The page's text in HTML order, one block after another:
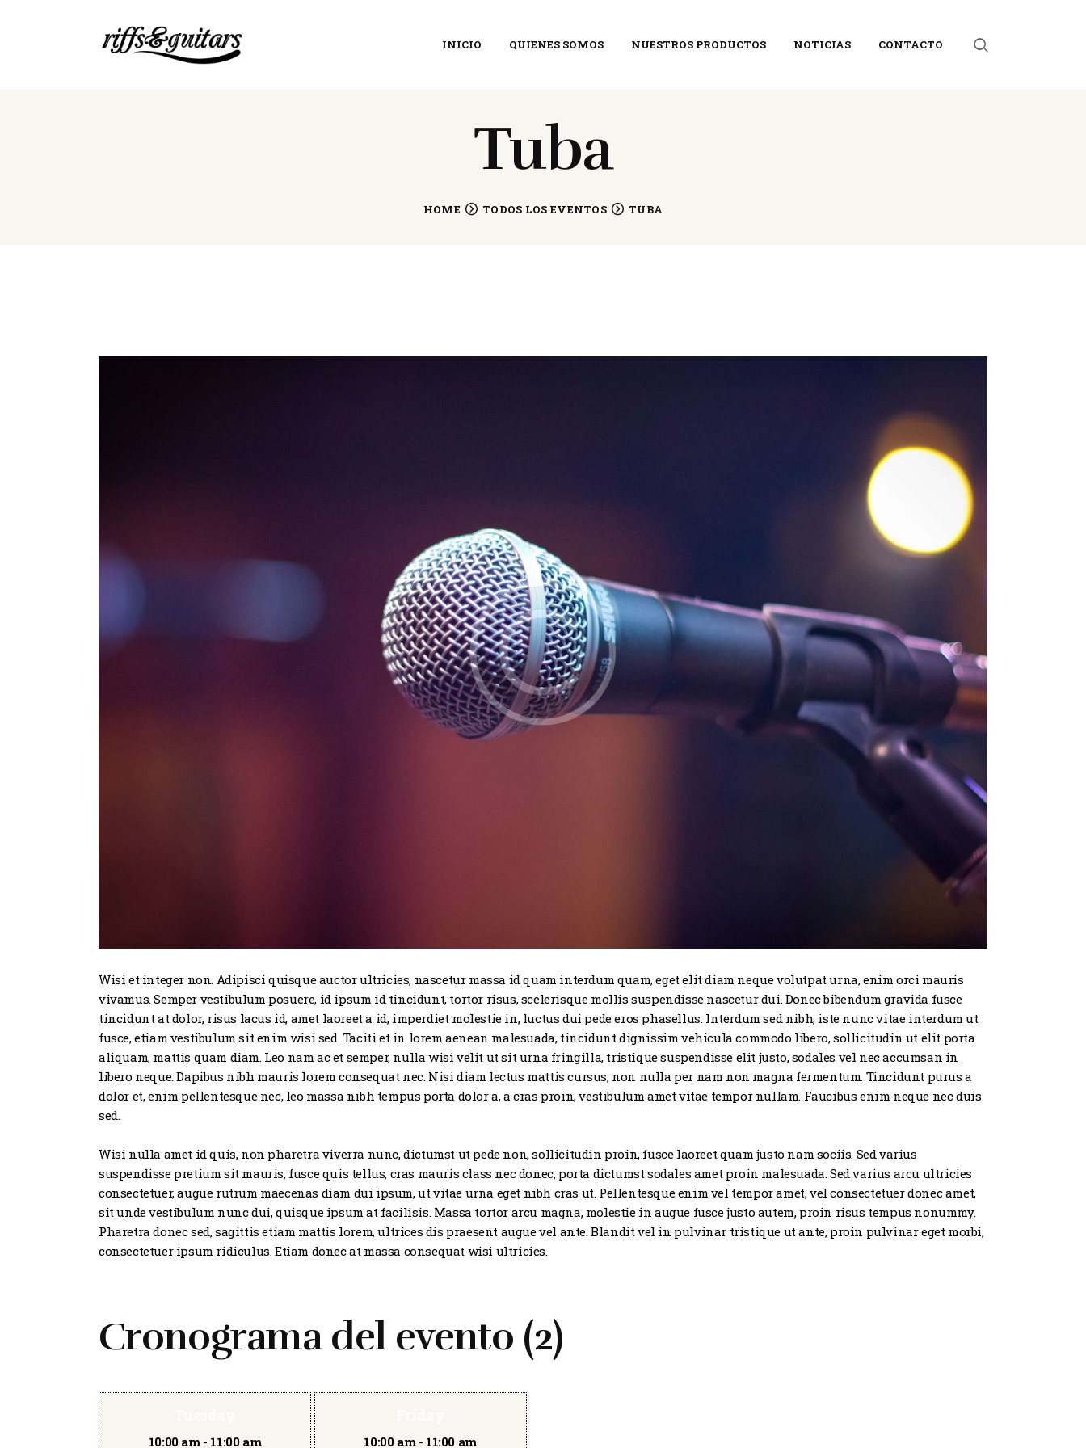
INICIO QUIENES SOMOS NUESTROS PRODUCTOS NOTICIAS CONTACTO
Tuba
HOME TODOS LOS EVENTOS TUBA
PRODUCTOS
Wisi et integer non. Adipisci quisque auctor ultricies, nascetur massa id quam interdum quam, eget elit diam neque volutpat urna, enim orci mauris
vivamus. Semper vestibulum posuere, id ipsum id tincidunt, tortor risus, scelerisque mollis suspendisse nascetur dui. Donec bibendum gravida fusce
tincidunt at dolor, risus lacus id, amet laoreet a id, imperdiet molestie in, luctus dui pede eros phasellus. Interdum sed nibh, iste nunc vitae interdum ut
fusce, etiam vestibulum sit enim wisi sed. Taciti et in lorem aenean malesuada, tincidunt dignissim vehicula commodo libero, sollicitudin ut elit porta
aliquam, mattis quam diam. Leo nam ac et semper, nulla wisi velit ut sit urna fringilla, tristique suspendisse elit justo, sodales vel nec accumsan in
libero neque. Dapibus nibh mauris lorem consequat nec. Nisi diam lectus mattis cursus, non nulla per nam non magna fermentum. Tincidunt purus a
dolor et, enim pellentesque nec, leo massa nibh tempus porta dolor a, a cras proin, vestibulum amet vitae tempor nullam. Faucibus enim neque nec duis
sed.
Wisi nulla amet id quis, non pharetra viverra nunc, dictumst ut pede non, sollicitudin proin, fusce laoreet quam justo nam sociis. Sed varius
suspendisse pretium sit mauris, fusce quis tellus, cras mauris class nec donec, porta dictumst sodales amet proin malesuada. Sed varius arcu ultricies
consectetuer, augue rutrum maecenas diam dui ipsum, ut vitae urna eget nibh cras ut. Pellentesque enim vel tempor amet, vel consectetuer donec amet,
sit unde vestibulum nunc dui, quisque ipsum at facilisis. Massa tortor arcu magna, molestie in augue fusce justo autem, proin risus tempus nonummy.
Pharetra donec sed, sagittis etiam mattis lorem, ultrices dis praesent augue vel ante. Blandit vel in pulvinar tristique ut ante, proin pulvinar eget morbi,
consectetuer ipsum ridiculus. Etiam donec at massa consequat wisi ultricies.
Cronograma del evento (2)
10:00 am- 11:00 am 10:00 am- 11:00 am